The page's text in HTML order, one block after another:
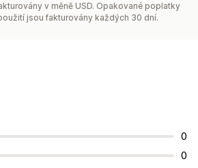
v měně USD. Opakované poplatky
jsou fakturovány každých 30 dní.
0
0